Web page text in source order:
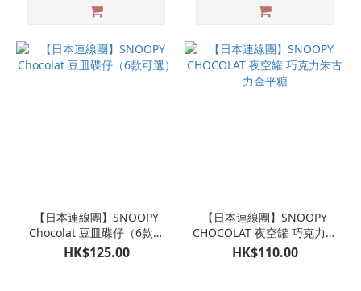
【日本連線團】SNOOPY
Chocolat 豆皿碟仔（6款可
選）
HK$125.00
【日本連線團】SNOOPY
CHOCOLAT 夜空罐 巧克力朱
古力金平糖
HK$110.00